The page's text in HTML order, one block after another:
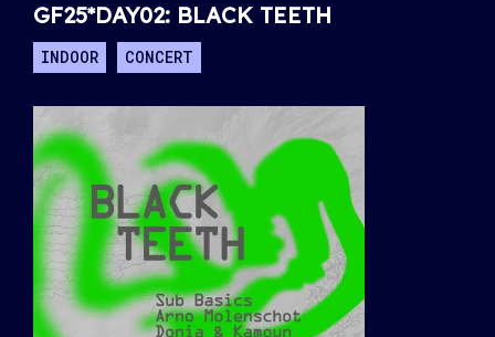
GF25*DAY02: BLACK TEETH
INDOOR CONCERT